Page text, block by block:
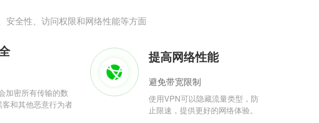
安全性、访问权限和网络性能等方面
加密所有传输的数
和其他恶意行为者
提高网络性能
避免带宽限制
使用VPN可以隐藏流量类型，防
止限速，提供更好的网络体验。